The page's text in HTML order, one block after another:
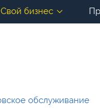
Свой бизнес
обслуживание